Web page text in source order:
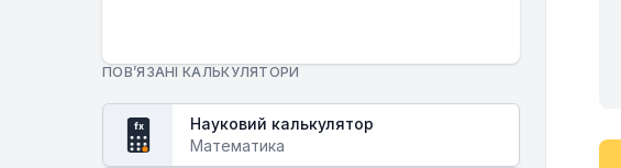
ПОВ’ЯЗАНІ КАЛЬКУЛЯТОРИ
fx
Науковий калькулятор
Математика